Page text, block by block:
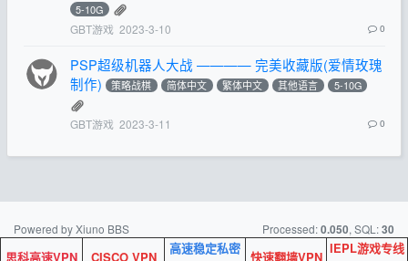
5-10G
GBT游戏 2023-3-10 0
PSP超级机器人大战 ———— 完美收藏版(爱情玫瑰
制作)
策略战棋 简体中文 繁体中文 其他语言 5-10G
GBT游戏 2023-3-11 0
Powered by Xiuno BBS Processed:0.050, SQL:30
思科高速VPN CISCO VPN
高速稳定私密
快速翻墙VPN
IEPL游戏专线